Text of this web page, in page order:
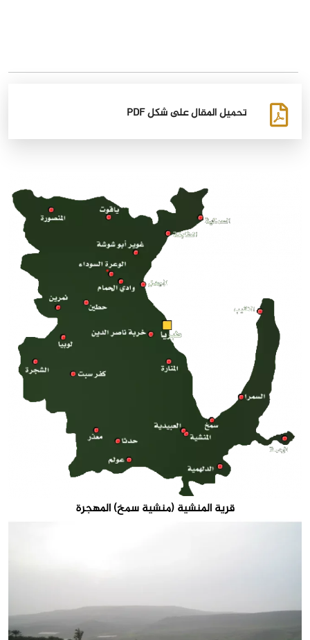
تحميل المقال على شكل PDF
قرية المنشية (منشية سمخ) المهجرة